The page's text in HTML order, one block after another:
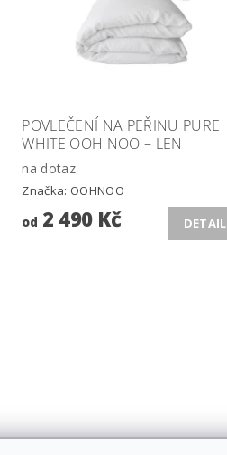
POVLEČENÍ NA PEŘINU PURE
WHITE OOH NOO – LEN
na dotaz
Značka: OOHNOO
od 2 490 Kč DETAIL